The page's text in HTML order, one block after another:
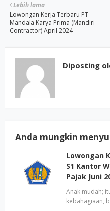
Lebih lama
Lowongan Kerja Terbaru PT
Mandala Karya Prima (Mandiri
Contractor) April 2024
Diposting
Anda mungkin
Lowongan
S1 Kantor
Pajak Juni
Anak mudah;
kebahagiaan,